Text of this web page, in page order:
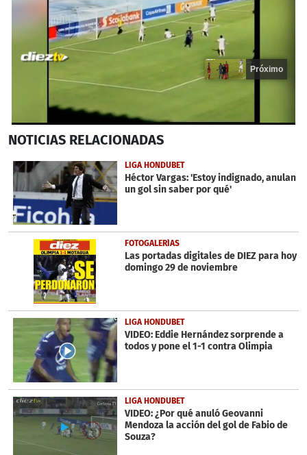
seconds
15
seconds
Próximo
NOTICIAS RELACIONADAS
LIGA HONDUBET
Héctor Vargas: 'Estoy indignado, anulan
un gol sin saber por qué'
FOTOGALERÍAS
Las portadas digitales de DIEZ para hoy
domingo 29 de noviembre
LIGA HONDUBET
VIDEO: Eddie Hernández sorprende a
todos y pone el 1-1 contra Olimpia
LIGA HONDUBET
VIDEO: ¿Por qué anuló Geovanni
Mendoza la acción del gol de Fabio de
Souza?